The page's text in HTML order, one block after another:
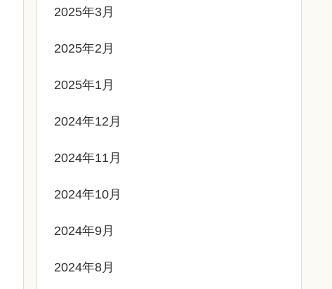
2025年3月
2025年2月
2025年1月
2024年12月
2024年11月
2024年10月
2024年9月
2024年8月